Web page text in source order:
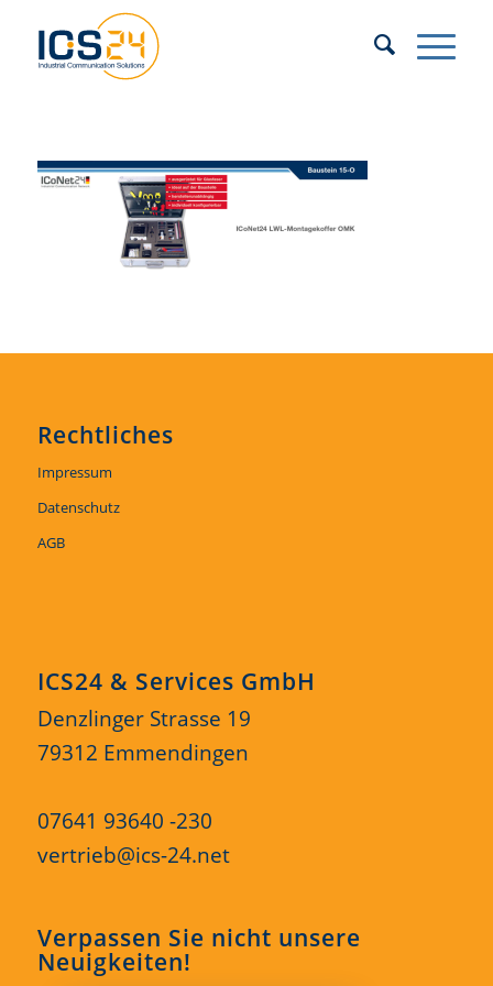
Rechtliches
Impressum
Datenschutz
AGB
ICS24 & Services GmbH
Denzlinger Strasse 19
79312 Emmendingen
07641 93640 -230
vertrieb@ics-24.net
Verpassen Sie nicht unsere
Neuigkeiten!